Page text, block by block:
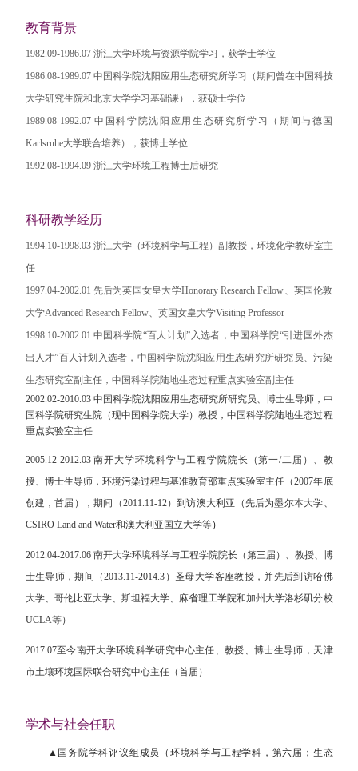
教育背景
1982.09-1986.07 浙江大学环境与资源学院学习，获学士学位
1986.08-1989.07 中国科学院沈阳应用生态研究所学习（期间曾在中国科技
大学研究生院和北京大学学习基础课），获硕士学位
1989.08-1992.07 中国科学院沈阳应用生态研究所学习（期间与德国
Karlsruhe大学联合培养），获博士学位
1992.08-1994.09 浙江大学环境工程博士后研究
科研教学经历
1994.10-1998.03 浙江大学（环境科学与工程）副教授，环境化学教研室主
任
1997.04-2002.01 先后为英国女皇大学Honorary Research Fellow、英国伦敦
大学Advanced Research Fellow、英国女皇大学Visiting Professor
1998.10-2002.01 中国科学院“百人计划”入选者，中国科学院“引进国外杰
出人才”百人计划入选者，中国科学院沈阳应用生态研究所研究员、污染
生态研究室副主任，中国科学院陆地生态过程重点实验室副主任
2002.02-2010.03 中国科学院沈阳应用生态研究所研究员、博士生导师，中
国科学院研究生院（现中国科学院大学）教授，中国科学院陆地生态过程
重点实验室主任
2005.12-2012.03南开大学环境科学与工程学院院长（第一/二届）、教
授、博士生导师， 环境污染过程与基准教育部重点实验室主任（2007年底
创建，首届），期间（2011.11-12）到访澳大利亚（先后为墨尔本大学、
CSIRO Land and Water和澳大利亚国立大学等）
2012.04-2017.06 南开大学环境科学与工程学院院长（第三届）、教授、博
士生导师，期间（2013.11-2014.3 ）圣母大学客座教授，并先后到访哈佛
大学、哥伦比亚大学、斯坦福大学、麻省理工学院和加州大学洛杉矶分校
UCLA等）
2017.07至今南开大学环境科学研究中心主任、教授、博士生导师，天津
市土壤环境国际联合研究中心主任（首届）
学术与社会任职
▲ 国务院学科评议组 成员（环境科学与工程学科，第六届；生态